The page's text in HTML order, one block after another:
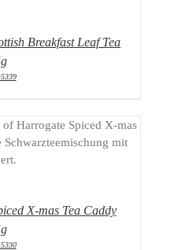
Breakfast Leaf Tea
X-mas Tea Caddy